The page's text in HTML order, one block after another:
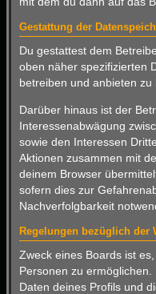
Gestattung der
Du gestattest dem
oben näher spezifizierten
betreiben und anbieten zu
Darüber hinaus ist der
Interessenabwägung
sowie den Interessen
Aktionen zusammen mit
deinem Browser
sofern dies zur
Nachverfolgbarkeit
Regelungen bezüglich der
Zweck eines Boards ist
Personen zu
Daten deines Profils und